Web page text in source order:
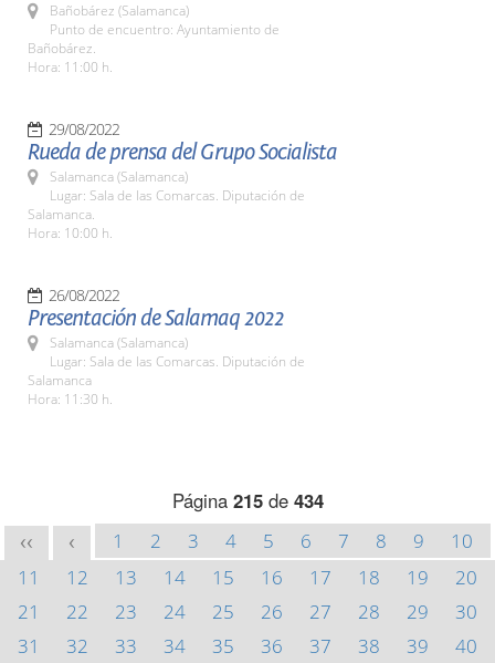
Bañobárez (Salamanca)
Punto de encuentro: Ayuntamiento de
Bañobárez.
Hora: 11:00 h.
29/08/2022
Rueda de prensa del Grupo Socialista
Salamanca (Salamanca)
Lugar: Sala de las Comarcas. Diputación de
Salamanca.
Hora: 10:00 h.
26/08/2022
Presentación de Salamaq 2022
Salamanca (Salamanca)
Lugar: Sala de las Comarcas. Diputación de
Salamanca
Hora: 11:30 h.
Página 215de 434
<< < 1 2 3 4 5 6 7 8 9
10
11
12 13 14 15 16 17 18 19
20
21
22 23 24 25 26 27 28 29
30
31
32 33 34 35 36 37 38 39
40